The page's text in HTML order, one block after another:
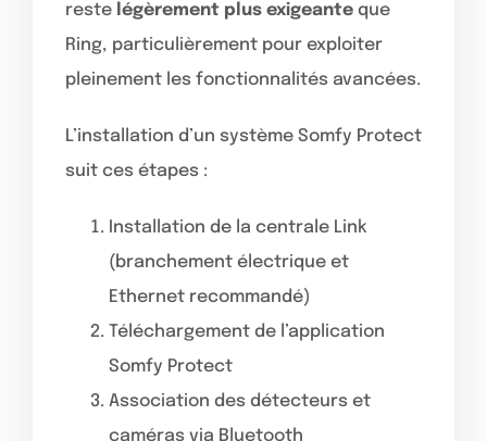
reste légèrement plus exigeante que
Ring, particulièrement pour exploiter
pleinement les fonctionnalités avancées.
L’installation d’un système Somfy Protect
suit ces étapes :
Installation de la centrale Link
(branchement électrique et
Ethernet recommandé)
Téléchargement de l’application
Somfy Protect
Association des détecteurs et
caméras via Bluetooth